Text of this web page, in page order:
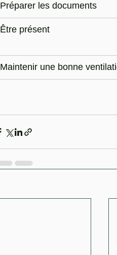
Préparer les documents
Être présent
Maintenir une bonne